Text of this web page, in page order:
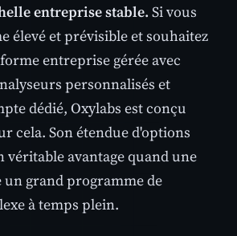
entreprise stable. Si vous
élevé et prévisible et souhaitez
entreprise gérée avec
personnalisés et
dédié, Oxylabs est conçu
cela. Son étendue d'options
véritable avantage quand une
grand programme de
à temps plein.